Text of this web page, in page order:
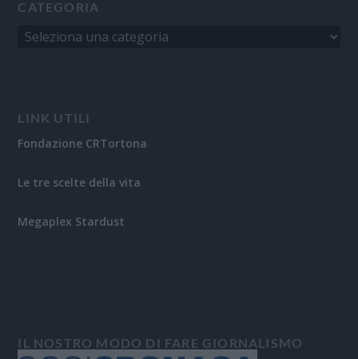
CATEGORIA
LINK UTILI
Fondazione CRTortona
Le tre scelte della vita
Megaplex Stardust
IL NOSTRO MODO DI FARE GIORNALISMO